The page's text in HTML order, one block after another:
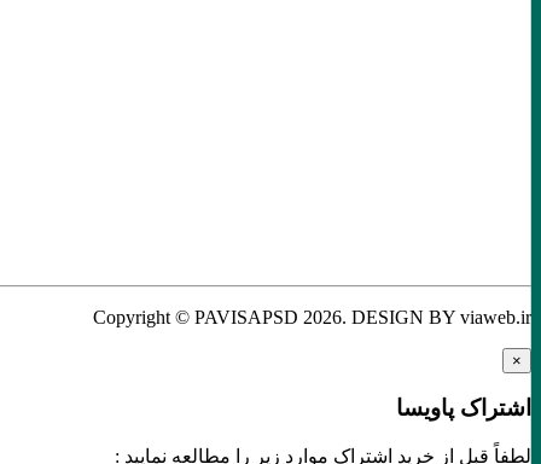
Copyright © PAVISAPSD2026 . DESIGN BY viaweb.ir
اشتراک پاویسا
لطفاً قبل از خرید اشتراک موارد زیر را مطالعه نمایید :